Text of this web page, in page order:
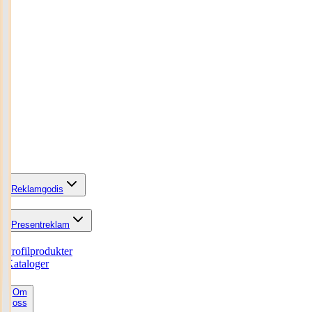
Reklamgodis
Presentreklam
Profilprodukter
Kataloger
Om
oss